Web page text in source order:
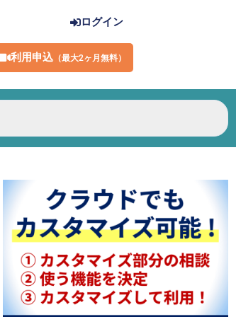
ログイン
利用申込（最大2ヶ月無料）